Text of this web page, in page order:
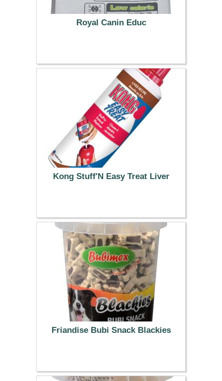
Royal Canin Educ
1.99 €
Kong Stuff'N Easy Treat Liver
9.99 €
Friandise Bubi Snack Blackies
4.49 €